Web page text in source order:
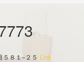
８１−２５ Link